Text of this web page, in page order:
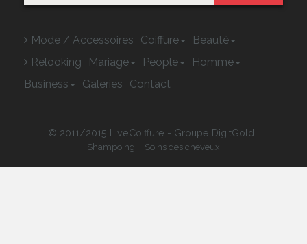
Mode / Accessoires Coiffure
Beauté
Relooking
Mariage People
Homme
Business
Galeries Contact
© 2011/2015 LiveCoiffure - Groupe DigitGold |
Shampoing - Soins des cheveux